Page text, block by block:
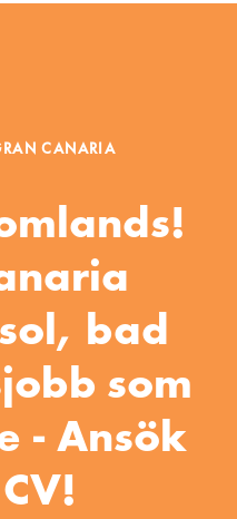
CANARIA
bad
som
- Ansök